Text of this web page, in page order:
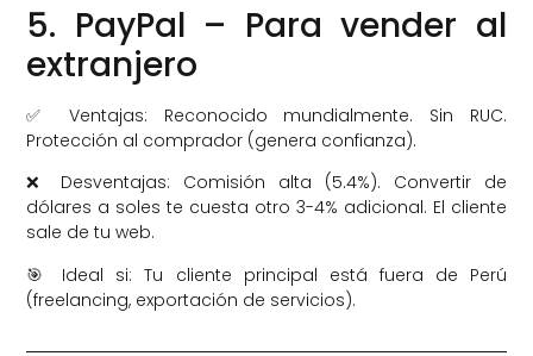
5. PayPal – Para vender al
extranjero
✅ Ventajas: Reconocido mundialmente. Sin RUC.
Protección al comprador (genera confianza).
❌ Desventajas: Comisión alta (5.4%). Convertir de
dólares a soles te cuesta otro 3-4% adicional. El cliente
sale de tu web.
🎯 Ideal si: Tu cliente principal está fuera de Perú
(freelancing, exportación de servicios).